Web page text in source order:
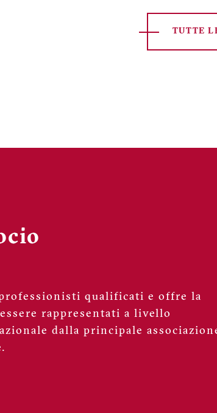
TUTTE
qualificati e offre la
rappresentati a livello
dalla principale